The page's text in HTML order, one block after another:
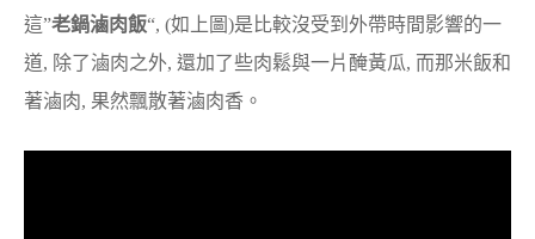
這”老鍋滷肉飯“, (如上圖)是比較沒受到外帶時間影響的一
道, 除了滷肉之外, 還加了些肉鬆與一片醃黃瓜, 而那米飯和
著滷肉, 果然飄散著滷肉香。